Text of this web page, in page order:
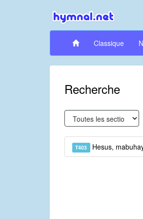
Classique
Recherche
T403 Hesus,